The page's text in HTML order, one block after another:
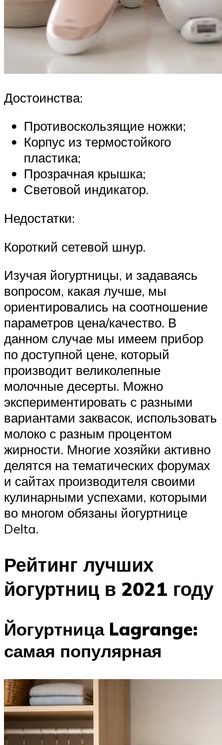
Достоинства:
Противоскользящие ножки;
Корпус из термостойкого
пластика;
Прозрачная крышка;
Световой индикатор.
Недостатки:
Короткий сетевой шнур.
Изучая йогуртницы, и задаваясь
вопросом, какая лучше, мы
ориентировались на соотношение
параметров цена/качество. В
данном случае мы имеем прибор
по доступной цене, который
производит великолепные
молочные десерты. Можно
экспериментировать с разными
вариантами заквасок, использовать
молоко с разным процентом
жирности. Многие хозяйки активно
делятся на тематических форумах
и сайтах производителя своими
кулинарными успехами, которыми
во многом обязаны йогуртнице
Delta.
Рейтинг лучших
йогуртниц в 2021 году
Йогуртница Lagrange:
самая популярная